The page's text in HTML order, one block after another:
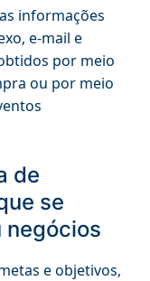
informações
e-mail e
por meio
ou por meio
de
se
negócios
e objetivos,